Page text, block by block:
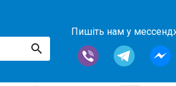
Пишіть нам у